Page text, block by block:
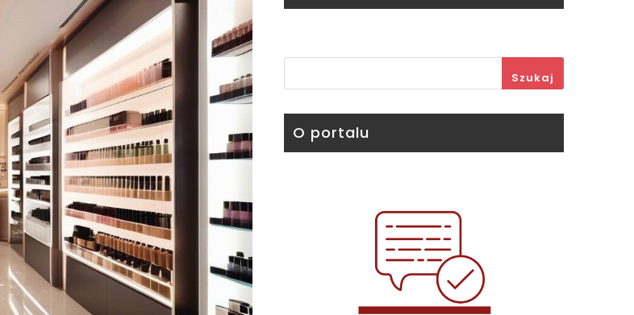
Szukaj
O portalu